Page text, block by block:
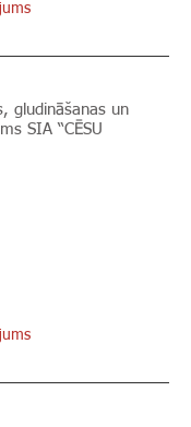
gludināšanas un
SIA “CĒSU